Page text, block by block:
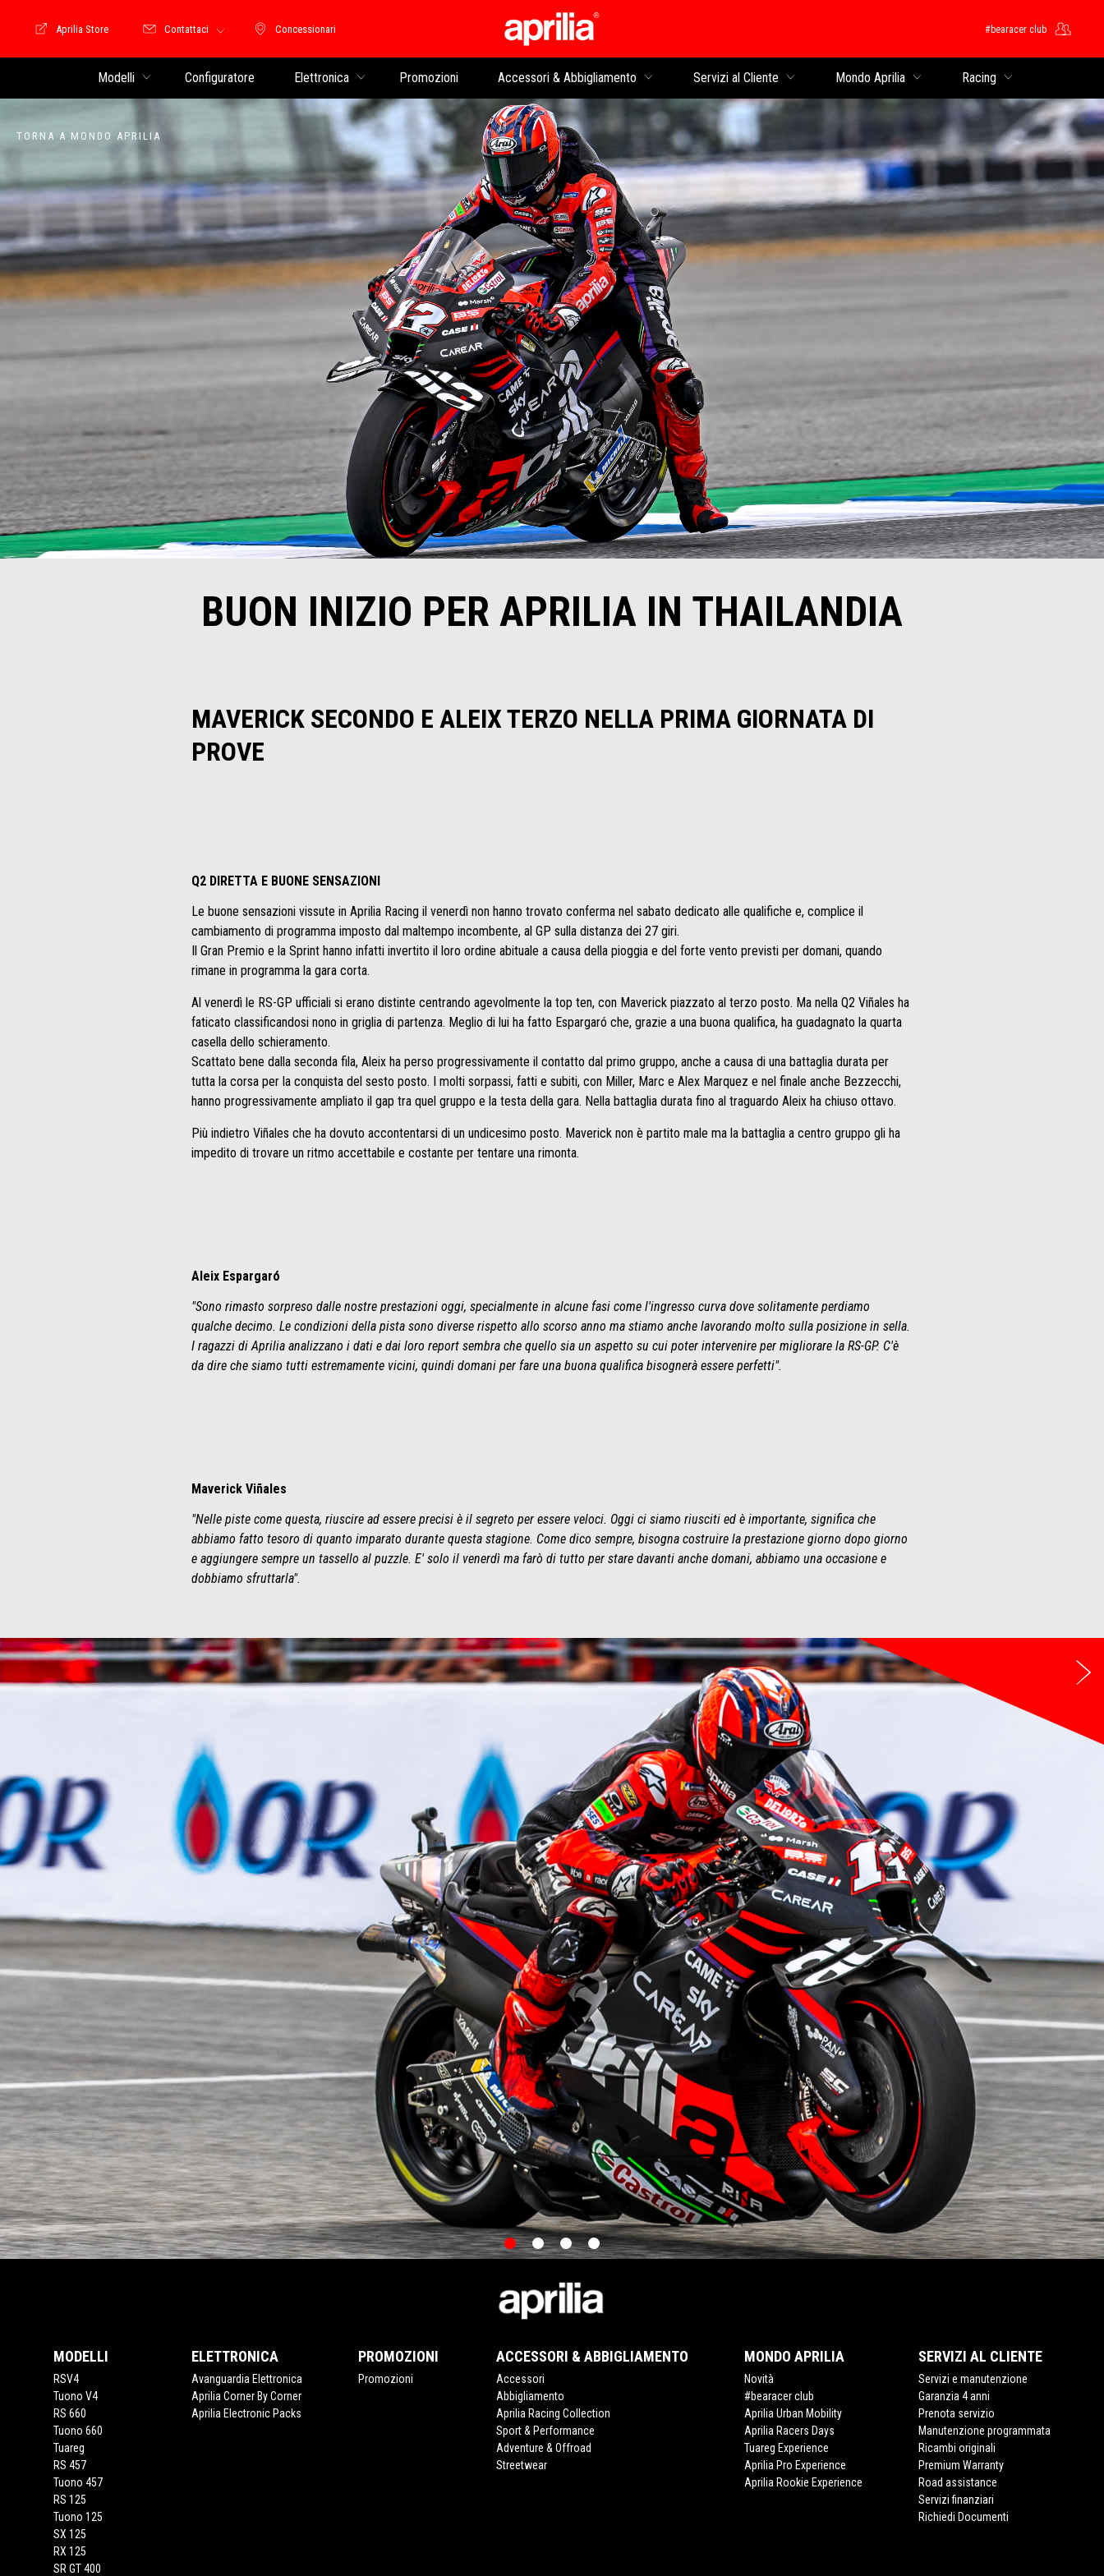
Concessionari
Concessionari
Moto Guzzi Store
Aprilia Store Contattaci #bearacer club
Modelli Configuratore Elettronica Promozioni Accessori & Abbigliamento Servizi al Cliente Mondo Aprilia Racing
TORNA A MONDO APRILIA
BUON INIZIO PER APRILIA IN THAILANDIA
MAVERICK SECONDO E ALEIX TERZO NELLA PRIMA GIORNATA DI
PROVE
Q2 DIRETTA E BUONE SENSAZIONI
Le buone sensazioni vissute in Aprilia Racing il venerdì non hanno trovato conferma nel sabato dedicato alle qualifiche e, complice il
cambiamento di programma imposto dal maltempo incombente, al GP sulla distanza dei 27 giri.
Il Gran Premio e la Sprint hanno infatti invertito il loro ordine abituale a causa della pioggia e del forte vento previsti per domani, quando
rimane in programma la gara corta.
Al venerdì le RS-GP ufficiali si erano distinte centrando agevolmente la top ten, con Maverick piazzato al terzo posto. Ma nella Q2 Viñales ha
faticato classificandosi nono in griglia di partenza. Meglio di lui ha fatto Espargaró che, grazie a una buona qualifica, ha guadagnato la quarta
casella dello schieramento.
Scattato bene dalla seconda fila, Aleix ha perso progressivamente il contatto dal primo gruppo, anche a causa di una battaglia durata per
tutta la corsa per la conquista del sesto posto. I molti sorpassi, fatti e subiti, con Miller, Marc e Alex Marquez e nel finale anche Bezzecchi,
hanno progressivamente ampliato il gap tra quel gruppo e la testa della gara. Nella battaglia durata fino al traguardo Aleix ha chiuso ottavo.
Più indietro Viñales che ha dovuto accontentarsi di un undicesimo posto. Maverick non è partito male ma la battaglia a centro gruppo gli ha
impedito di trovare un ritmo accettabile e costante per tentare una rimonta.
Aleix Espargaró
"Sono rimasto sorpreso dalle nostre prestazioni oggi, specialmente in alcune fasi come l'ingresso curva dove solitamente perdiamo
qualche decimo. Le condizioni della pista sono diverse rispetto allo scorso anno ma stiamo anche lavorando molto sulla posizione in sella.
I ragazzi di Aprilia analizzano i dati e dai loro report sembra che quello sia un aspetto su cui poter intervenire per migliorare la RS-GP. C'è
da dire che siamo tutti estremamente vicini, quindi domani per fare una buona qualifica bisognerà essere perfetti".
Maverick Viñales
"Nelle piste come questa, riuscire ad essere precisi è il segreto per essere veloci. Oggi ci siamo riusciti ed è importante, significa che
abbiamo fatto tesoro di quanto imparato durante questa stagione. Come dico sempre, bisogna costruire la prestazione giorno dopo giorno
e aggiungere sempre un tassello al puzzle. E' solo il venerdì ma farò di tutto per stare davanti anche domani, abbiamo una occasione e
dobbiamo sfruttarla".
item
0
item
1
item
2
item
Item
Item
MODELLI
RSV4
Tuono V4
RS 660
Tuono 660
Tuareg
RS 457
Tuono 457
RS 125
Tuono 125
SX 125
RX 125
SR GT 400
ELETTRONICA
Avanguardia Elettronica
Aprilia Corner By Corner
Aprilia Electronic Packs
PROMOZIONI
Promozioni
ACCESSORI & ABBIGLIAMENTO
Accessori
Abbigliamento
Aprilia Racing Collection
Sport & Performance
Adventure & Offroad
Streetwear
MONDO APRILIA
Novità
#bearacer club
Aprilia Urban Mobility
Aprilia Racers Days
Tuareg Experience
Aprilia Pro Experience
Aprilia Rookie Experience
SERVIZI AL CLIENTE
Servizi e manutenzione
Garanzia 4 anni
Prenota servizio
Manutenzione programmata
Ricambi originali
Premium Warranty
Road assistance
Servizi finanziari
Richiedi Documenti